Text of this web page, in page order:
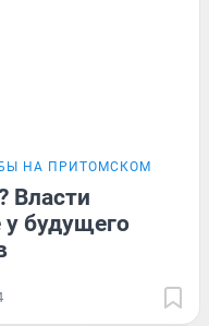
НА ПРИТОМСКОМ
Власти
будущего